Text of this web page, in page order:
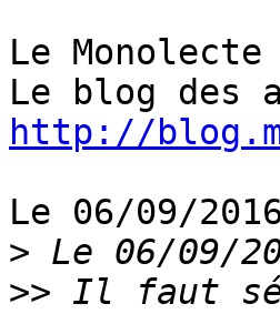
Le Monolecte
http://
Le 06/09/
>
>> Il faut